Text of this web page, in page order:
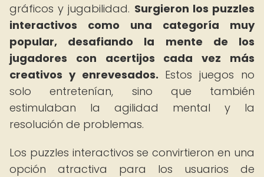
gráficos y jugabilidad. Surgieron los puzzles
interactivos como una categoría muy
popular, desafiando la mente de los
jugadores con acertijos cada vez más
creativos y enrevesados. Estos juegos no
solo entretenían, sino que también
estimulaban la agilidad mental y la
resolución de problemas.
Los puzzles interactivos se convirtieron en una
opción atractiva para los usuarios de